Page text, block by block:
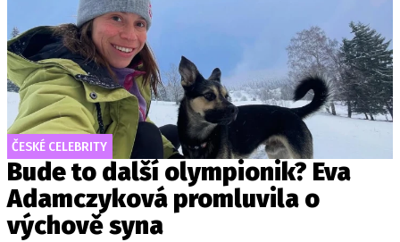
ČESKÉ CELEBRITY
Bude to další olympionik? Eva
Adamczyková promluvila o
výchově syna